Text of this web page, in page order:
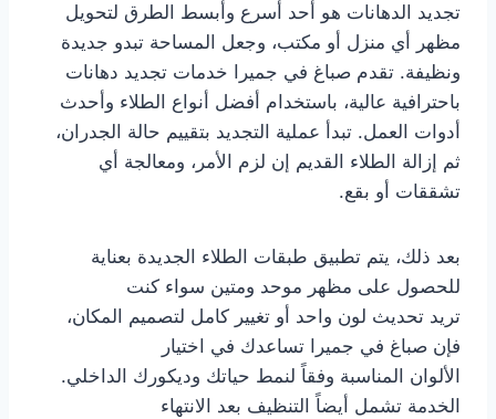
تجديد الدهانات هو أحد أسرع وأبسط الطرق لتحويل
مظهر أي منزل أو مكتب، وجعل المساحة تبدو جديدة
ونظيفة. تقدم صباغ في جميرا خدمات تجديد دهانات
باحترافية عالية، باستخدام أفضل أنواع الطلاء وأحدث
أدوات العمل. تبدأ عملية التجديد بتقييم حالة الجدران،
ثم إزالة الطلاء القديم إن لزم الأمر، ومعالجة أي
تشققات أو بقع.
بعد ذلك، يتم تطبيق طبقات الطلاء الجديدة بعناية
للحصول على مظهر موحد ومتين سواء كنت
تريد تحديث لون واحد أو تغيير كامل لتصميم المكان،
فإن صباغ في جميرا تساعدك في اختيار
الألوان المناسبة وفقاً لنمط حياتك وديكورك الداخلي.
الخدمة تشمل أيضاً التنظيف بعد الانتهاء